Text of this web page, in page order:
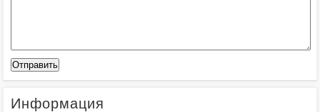
Информация